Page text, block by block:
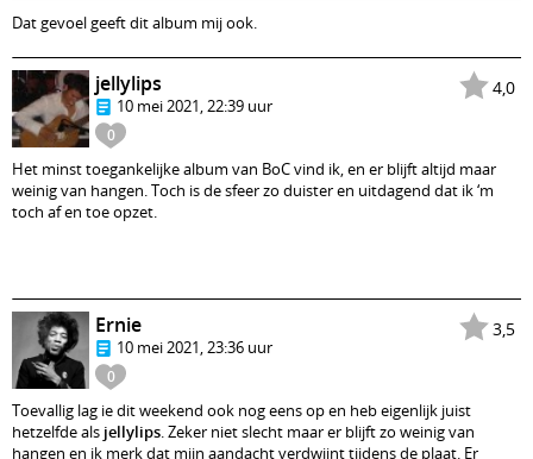
Dat gevoel geeft dit album mij ook.
4,0
0
jellylips
10 mei 2021, 22:39 uur
Het minst toegankelijke album van BoC vind ik, en er blijft altijd maar
weinig van hangen. Toch is de sfeer zo duister en uitdagend dat ik ‘m
toch af en toe opzet.
3,5
0
Ernie
10 mei 2021, 23:36 uur
Toevallig lag ie dit weekend ook nog eens op en heb eigenlijk juist
hetzelfde als jellylips. Zeker niet slecht maar er blijft zo weinig van
hangen en ik merk dat mijn aandacht verdwijnt tijdens de plaat. Er